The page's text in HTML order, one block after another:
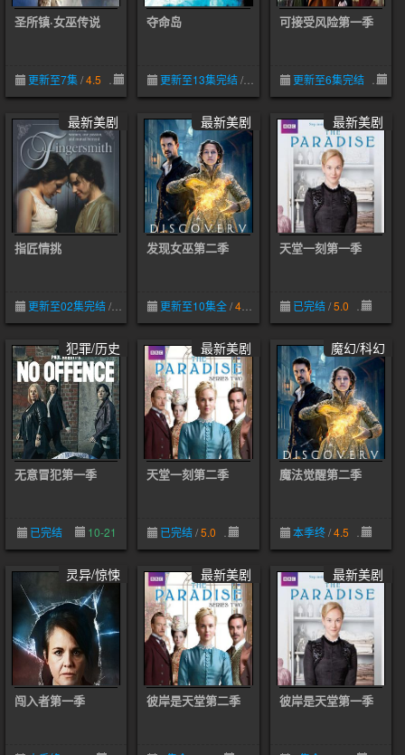
圣所镇·女巫传说
更新至7集/4.5 02-10
夺命岛
更新至13集完结/ 05-09
可接受风险第一季
更新至6集完结
最新美剧
指匠情挑
更新至02集完结/ 05-09
最新美剧
发现女巫第二季
更新至10集全/4.5 05-09
最新美剧
天堂一刻第一季
已完结/5.0
犯罪/历史
无意冒犯第一季
已完结 10-21
最新美剧
天堂一刻第二季
已完结/5.0
魔幻/科幻
魔法觉醒第二季
本季终/4.5
灵异/惊悚
闯入者第一季
最新美剧
彼岸是天堂第二季
最新美剧
彼岸是天堂第一季